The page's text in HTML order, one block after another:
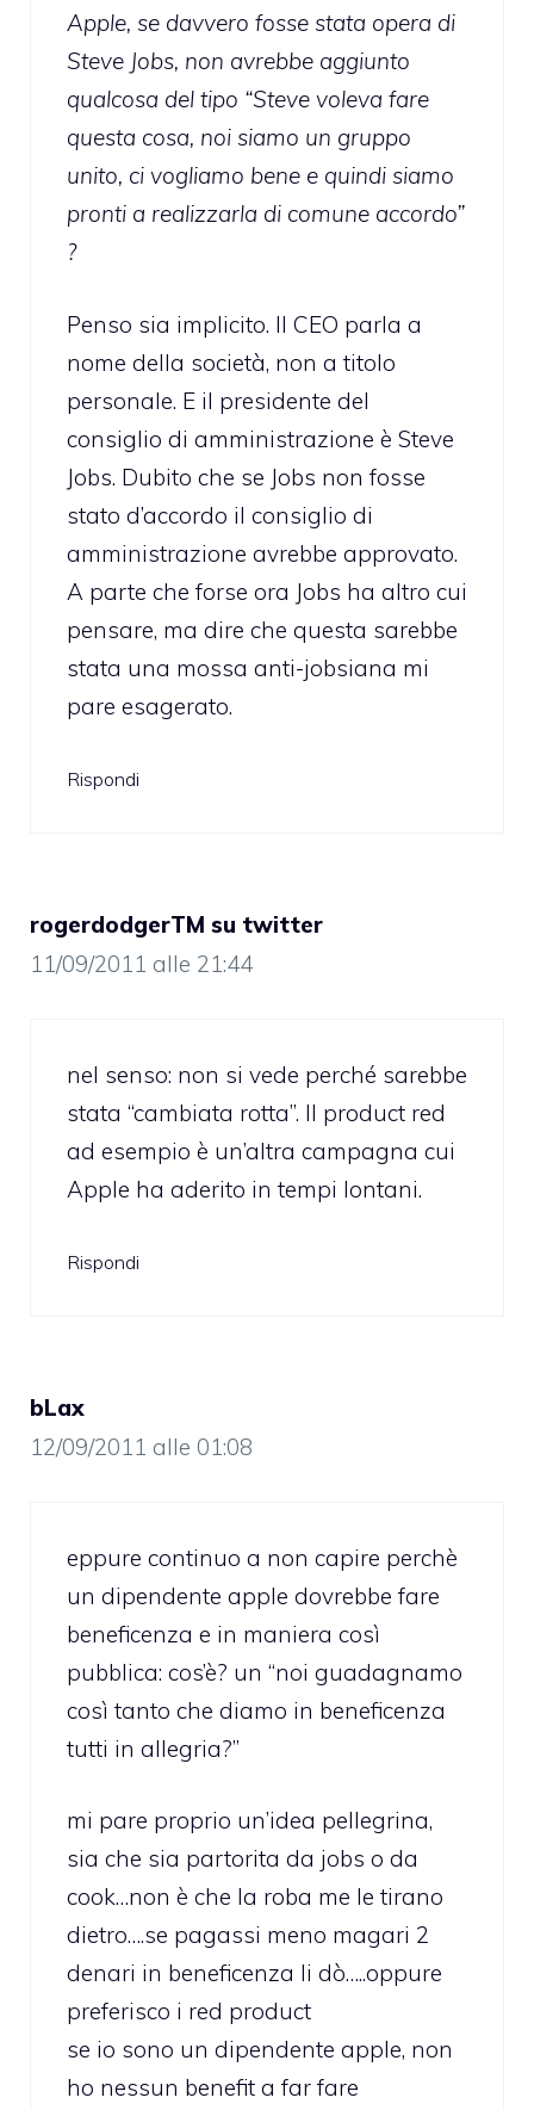
Apple, se davvero fosse stata opera di
Steve Jobs, non avrebbe aggiunto
qualcosa del tipo “Steve voleva fare
questa cosa, noi siamo un gruppo
unito, ci vogliamo bene e quindi siamo
pronti a realizzarla di comune accordo”
?
Penso sia implicito. Il CEO parla a
nome della società, non a titolo
personale. E il presidente del
consiglio di amministrazione è Steve
Jobs. Dubito che se Jobs non fosse
stato d’accordo il consiglio di
amministrazione avrebbe approvato.
A parte che forse ora Jobs ha altro cui
pensare, ma dire che questa sarebbe
stata una mossa anti-jobsiana mi
pare esagerato.
Rispondi
rogerdodgerTM su twitter
11/09/2011 alle 21:44
nel senso: non si vede perché sarebbe
stata “cambiata rotta”. Il product red
ad esempio è un’altra campagna cui
Apple ha aderito in tempi lontani.
Rispondi
bLax
12/09/2011 alle 01:08
eppure continuo a non capire perchè
un dipendente apple dovrebbe fare
beneficenza e in maniera così
pubblica: cos’è? un “noi guadagnamo
così tanto che diamo in beneficenza
tutti in allegria?”
mi pare proprio un’idea pellegrina,
sia che sia partorita da jobs o da
cook…non è che la roba me le tirano
dietro….se pagassi meno magari 2
denari in beneficenza li dò…..oppure
preferisco i red product
se io sono un dipendente apple, non
ho nessun benefit a far fare